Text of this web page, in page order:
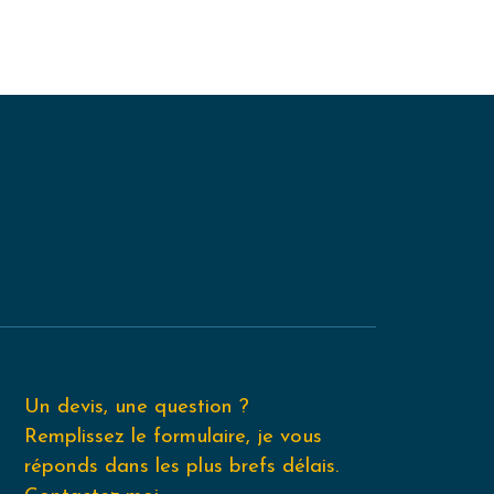
Un devis, une question ?
Remplissez le formulaire, je vous
réponds dans les plus brefs délais.